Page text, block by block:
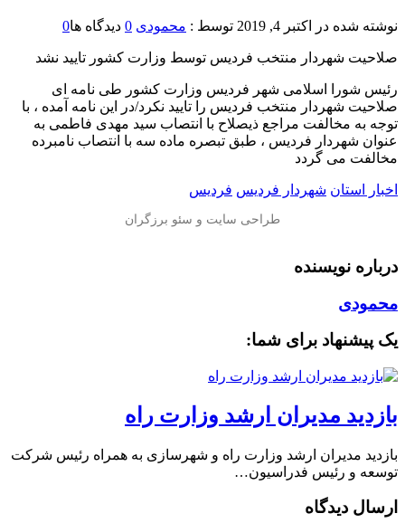
نوشته شده در اکتبر 4, 2019 توسط : محمودی 0 دیدگاه ها0
صلاحیت شهردار منتخب فردیس توسط وزارت کشور تایید نشد
رئیس شورا اسلامی شهر فردیس وزارت کشور طی نامه ای
صلاحیت شهردار منتخب فردیس را تایید نکرد/در این نامه آمده ، با
توجه به مخالفت مراجع ذیصلاح با انتصاب سید مهدی فاطمی به
عنوان شهردار فردیس ، طبق تبصره ماده سه با انتصاب نامبرده
مخالفت می گردد
اخبار استان شهردار فردیس فردیس
درباره نویسنده
محمودی
یک پیشنهاد برای شما:
بازدید مدیران ارشد وزارت راه
بازدید مدیران ارشد وزارت راه و شهرسازی به همراه رئیس شرکت
توسعه و رئیس فدراسیون…
ارسال دیدگاه